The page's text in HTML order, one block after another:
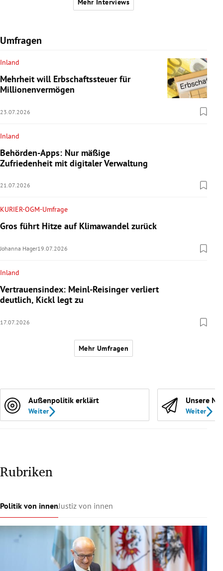
Mehr Interviews
Umfragen
Inland
Mehrheit will Erbschaftssteuer für
Millionenvermögen
23.07.2026
Inland
Behörden-Apps: Nur mäßige
Zufriedenheit mit digitaler Verwaltung
21.07.2026
KURIER-OGM-Umfrage
Gros führt Hitze auf Klimawandel zurück
Johanna Hager19.07.2026
Inland
Vertrauensindex: Meinl-Reisinger verliert
deutlich, Kickl legt zu
17.07.2026
Mehr Umfragen
Außenpolitik erklärt
Weiter
Unsere
Weiter
Rubriken
Politik von innenJustiz von innen